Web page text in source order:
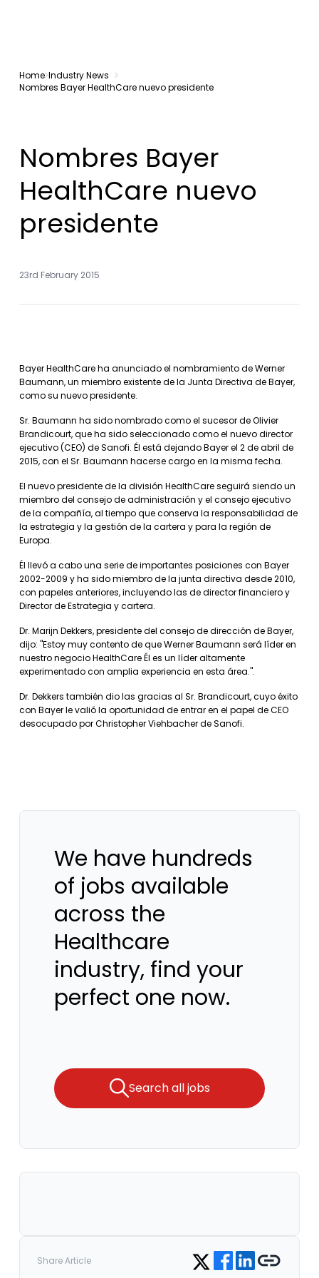
Home Industry News
Nombres Bayer HealthCare nuevo presidente
Nombres Bayer
HealthCare nuevo
presidente
23rd February 2015
Bayer HealthCare ha anunciado el nombramiento de Werner
Baumann, un miembro existente de la Junta Directiva de Bayer,
como su nuevo presidente.
Sr. Baumann ha sido nombrado como el sucesor de Olivier
Brandicourt, que ha sido seleccionado como el nuevo director
ejecutivo (CEO) de Sanofi. Él está dejando Bayer el 2 de abril de
2015, con el Sr. Baumann hacerse cargo en la misma fecha.
El nuevo presidente de la división HealthCare seguirá siendo un
miembro del consejo de administración y el consejo ejecutivo
de la compañía, al tiempo que conserva la responsabilidad de
la estrategia y la gestión de la cartera y para la región de
Europa.
Él llevó a cabo una serie de importantes posiciones con Bayer
2002-2009 y ha sido miembro de la junta directiva desde 2010,
con papeles anteriores, incluyendo las de director financiero y
Director de Estrategia y cartera.
Dr. Marijn Dekkers, presidente del consejo de dirección de Bayer,
dijo: "Estoy muy contento de que Werner Baumann será líder en
nuestro negocio HealthCare Él es un líder altamente
experimentado con amplia experiencia en esta área.".
Dr. Dekkers también dio las gracias al Sr. Brandicourt, cuyo éxito
con Bayer le valió la oportunidad de entrar en el papel de CEO
desocupado por Christopher Viehbacher de Sanofi.
We have hundreds
of jobs available
across the
Healthcare
industry, find your
perfect one now.
Search all jobs
Share Article Share on Twitter
Share on Facebook
Share on LinkedIn
Copy link